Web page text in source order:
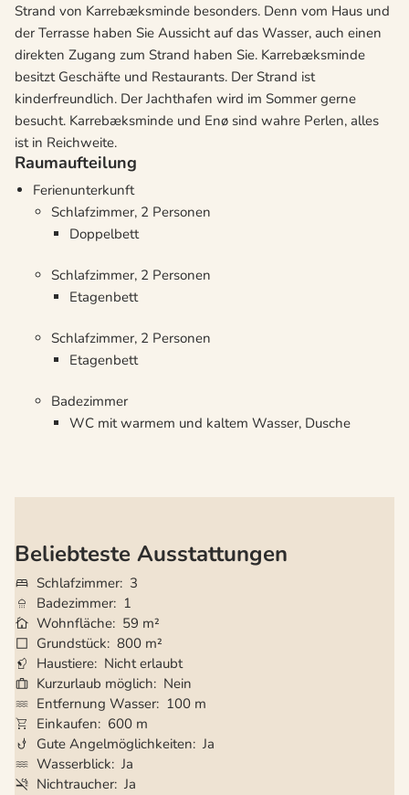
Strand von Karrebæksminde besonders. Denn vom Haus und
der Terrasse haben Sie Aussicht auf das Wasser, auch einen
direkten Zugang zum Strand haben Sie. Karrebæksminde
besitzt Geschäfte und Restaurants. Der Strand ist
kinderfreundlich. Der Jachthafen wird im Sommer gerne
besucht. Karrebæksminde und Enø sind wahre Perlen, alles
ist in Reichweite.
Raumaufteilung
Ferienunterkunft
Schlafzimmer, 2 Personen
Doppelbett
Schlafzimmer, 2 Personen
Etagenbett
Schlafzimmer, 2 Personen
Etagenbett
Badezimmer
WC mit warmem und kaltem Wasser, Dusche
Beliebteste Ausstattungen
Schlafzimmer 3
Badezimmer 1
Wohnfläche 59 m²
Grundstück 800 m²
Haustiere Nicht erlaubt
Kurzurlaub möglich
Nein
Entfernung Wasser 100 m
Einkaufen
600 m
Gute Angelmöglichkeiten Ja
Wasserblick Ja
Nichtraucher Ja